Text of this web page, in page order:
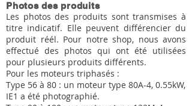
Photos des produits
Les photos des produits sont transmises à
titre indicatif. Elle peuvent différencier du
produit réél. Pour notre shop, nous avons
effectué des photos qui ont été utilisées
pour plusieurs produits différents.
Pour les moteurs triphasés :
Type 56 à 80 : un moteur type 80A-4, 0.55kW,
IE1 a été photographié.